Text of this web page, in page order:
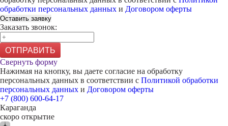
обработки персональных данных и Договором оферты
Оставить заявку
Заказать звонок:
ОТПРАВИТЬ
Свернуть форму
Нажимая на кнопку, вы даете согласие на обработку
персональных данных в соответствии с Политикой обработки
персональных данных и Договором оферты
+7 (800) 600-64-17
Караганда
скоро открытие